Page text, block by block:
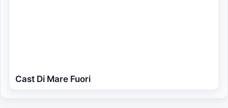
Cast Di Mare Fuori